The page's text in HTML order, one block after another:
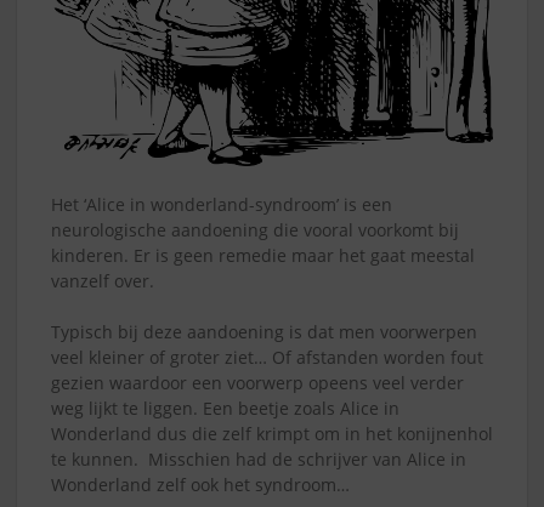
Het ‘Alice in wonderland-syndroom’ is een
neurologische aandoening die vooral voorkomt bij
kinderen. Er is geen remedie maar het gaat meestal
vanzelf over.
Typisch bij deze aandoening is dat men voorwerpen
veel kleiner of groter ziet… Of afstanden worden fout
gezien waardoor een voorwerp opeens veel verder
weg lijkt te liggen. Een beetje zoals Alice in
Wonderland dus die zelf krimpt om in het konijnenhol
te kunnen. Misschien had de schrijver van Alice in
Wonderland zelf ook het syndroom…